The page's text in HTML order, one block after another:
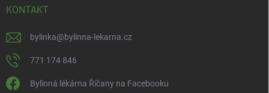
KONTAKT
bylinka@bylinna-lekarna.cz
771 174 846
Bylinná lékárna Říčany na Facebooku